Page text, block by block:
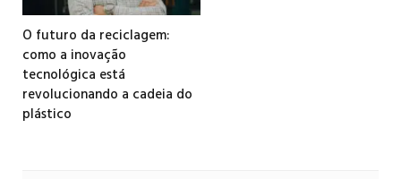
O futuro da reciclagem:
como a inovação
tecnológica está
revolucionando a cadeia do
plástico